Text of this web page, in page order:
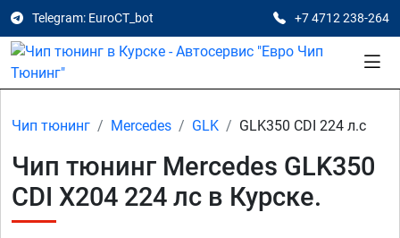
Telegram: EuroCT_bot +7 4712 238-264
Чип тюнинг Mercedes GLK GLK350 CDI 224 л.с
Чип тюнинг Mercedes GLK350
CDI X204 224 лс в Курске.